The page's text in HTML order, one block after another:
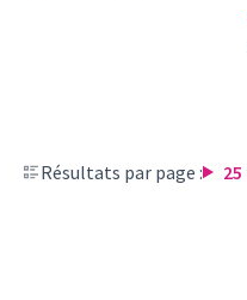
Résultats par page : 25